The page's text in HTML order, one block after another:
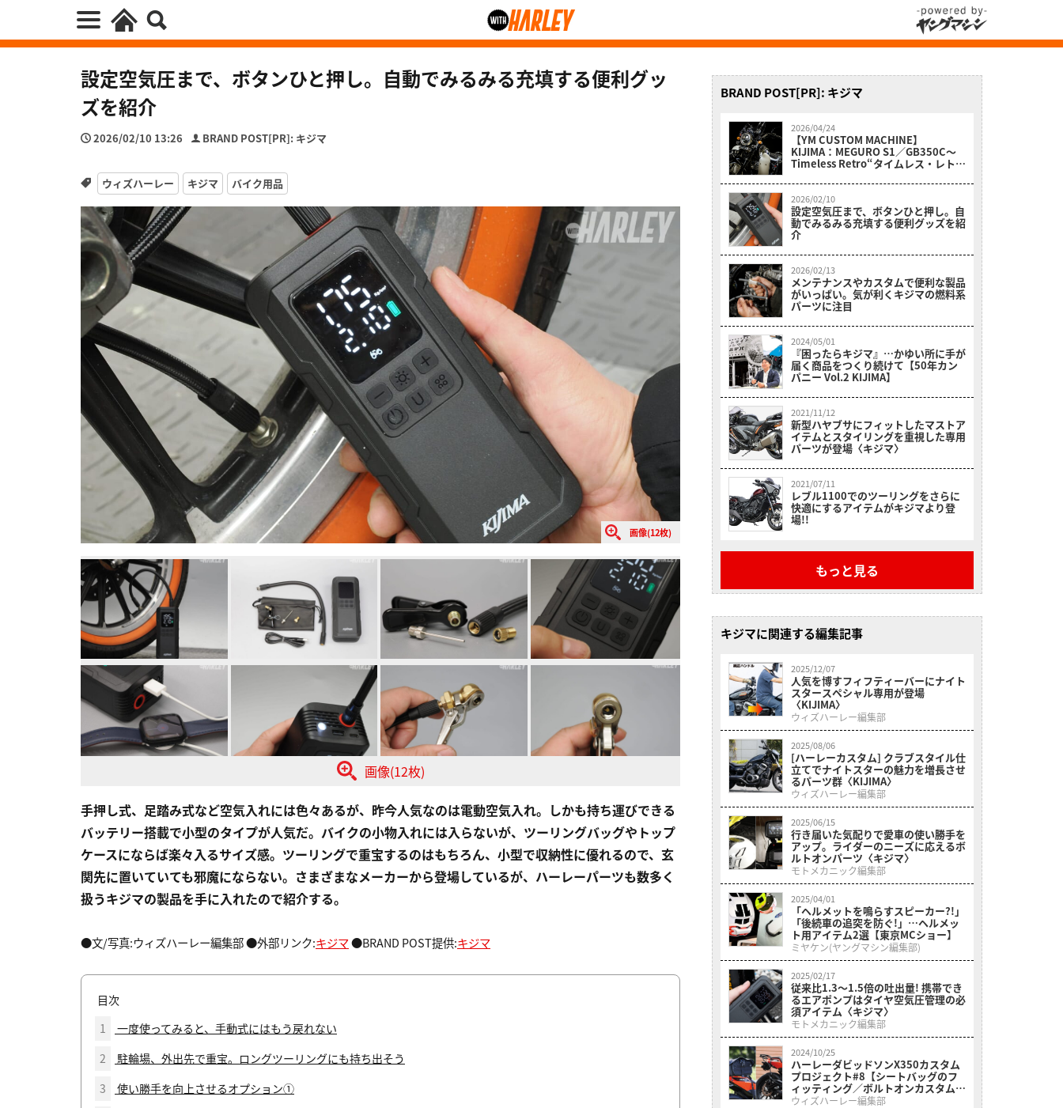
設定空気圧まで、ボタンひと押し。自動でみるみる充填する便利グッ
ズを紹介
2026/02/10 13:26 BRAND POST[PR]: キジマ
ウィズハーレー キジマ バイク用品
画像(12枚)
画像(12枚)
手押し式、足踏み式など空気入れには色々あるが、昨今人気なのは電動空気入れ。しかも持ち運びできる
バッテリー搭載で小型のタイプが人気だ。バイクの小物入れには入らないが、ツーリングバッグやトップ
ケースにならば楽々入るサイズ感。ツーリングで重宝するのはもちろん、小型で収納性に優れるので、玄
関先に置いていても邪魔にならない。さまざまなメーカーから登場しているが、ハーレーパーツも数多く
扱うキジマの製品を手に入れたので紹介する。
●文/写真:ウィズハーレー編集部 ●外部リンク:キジマ●BRAND POST提供:キジマ
目次
1
一度使ってみると、手動式にはもう戻れない
2
駐輪場、外出先で重宝。ロングツーリングにも持ち出そう
3
使い勝手を向上させるオプション①
BRAND POST[PR]: キジマ
2026/04/24
【YM CUSTOM MACHINE】
KIJIMA：MEGURO S1／GB350C〜
Timeless Retro“タイムレス・レト
2026/02/10
設定空気圧まで、ボタンひと押し。自
動でみるみる充填する便利グッズを紹
介
2026/02/13
メンテナンスやカスタムで便利な製品
がいっぱい。気が利くキジマの燃料系
パーツに注目
2024/05/01
『困ったらキジマ』…かゆい所に手が
届く商品をつくり続けて【50年カン
パニー Vol.2 KIJIMA】
2021/11/12
新型ハヤブサにフィットしたマストア
イテムとスタイリングを重視した専用
パーツが登場〈キジマ〉
2021/07/11
レブル1100でのツーリングをさらに
快適にするアイテムがキジマより登
場!!
もっと見る
キジマに関連する編集記事
2025/12/07
人気を博すフィフティーバーにナイト
スタースペシャル専用が登場
〈KIJIMA〉
ウィズハーレー編集部
2025/08/06
[ハーレーカスタム] クラブスタイル仕
立てでナイトスターの魅力を増長させ
るパーツ群〈KIJIMA〉
ウィズハーレー編集部
2025/06/15
行き届いた気配りで愛車の使い勝手を
アップ。ライダーのニーズに応えるボ
ルトオンパーツ〈キジマ〉
モトメカニック編集部
2025/04/01
「ヘルメットを鳴らすスピーカー?!」
「後続車の追突を防ぐ!」…ヘルメッ
ト用アイテム2選【東京MCショー】
ミヤケン(ヤングマシン編集部)
2025/02/17
従来比1.3〜1.5倍の吐出量! 携帯でき
るエアポンプはタイヤ空気圧管理の必
須アイテム〈キジマ〉
モトメカニック編集部
2024/10/25
ハーレーダビッドソンX350カスタム
プロジェクト#8【シートバッグのフ
ィッティング／ボルトオンカスタムパ
ーツetc.】
ウィズハーレー編集部